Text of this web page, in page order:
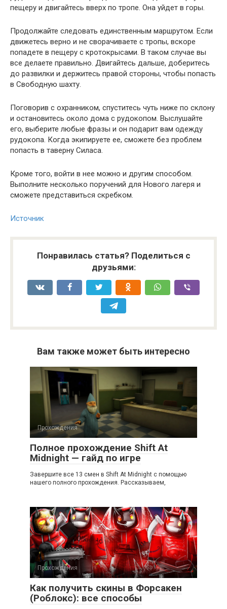
пещеру и двигайтесь вверх по тропе. Она уйдет в горы.
Продолжайте следовать единственным маршрутом. Если
движетесь верно и не сворачиваете с тропы, вскоре
попадете в пещеру с кротокрысами. В таком случае вы
все делаете правильно. Двигайтесь дальше, доберитесь
до развилки и держитесь правой стороны, чтобы попасть
в Свободную шахту.
Поговорив с охранником, спуститесь чуть ниже по склону
и остановитесь около дома с рудокопом. Выслушайте
его, выберите любые фразы и он подарит вам одежду
рудокопа. Когда экипируете ее, сможете без проблем
попасть в таверну Силаса.
Кроме того, войти в нее можно и другим способом.
Выполните несколько поручений для Нового лагеря и
сможете представиться скребком.
Источник
Понравилась статья? Поделиться с
друзьями:
Вам также может быть интересно
Прохождения
Полное прохождение Shift At
Midnight — гайд по игре
Завершите все 13 смен в Shift At Midnight с помощью
нашего полного прохождения. Рассказываем,
Прохождения
Как получить скины в Форсакен
(Роблокс): все способы